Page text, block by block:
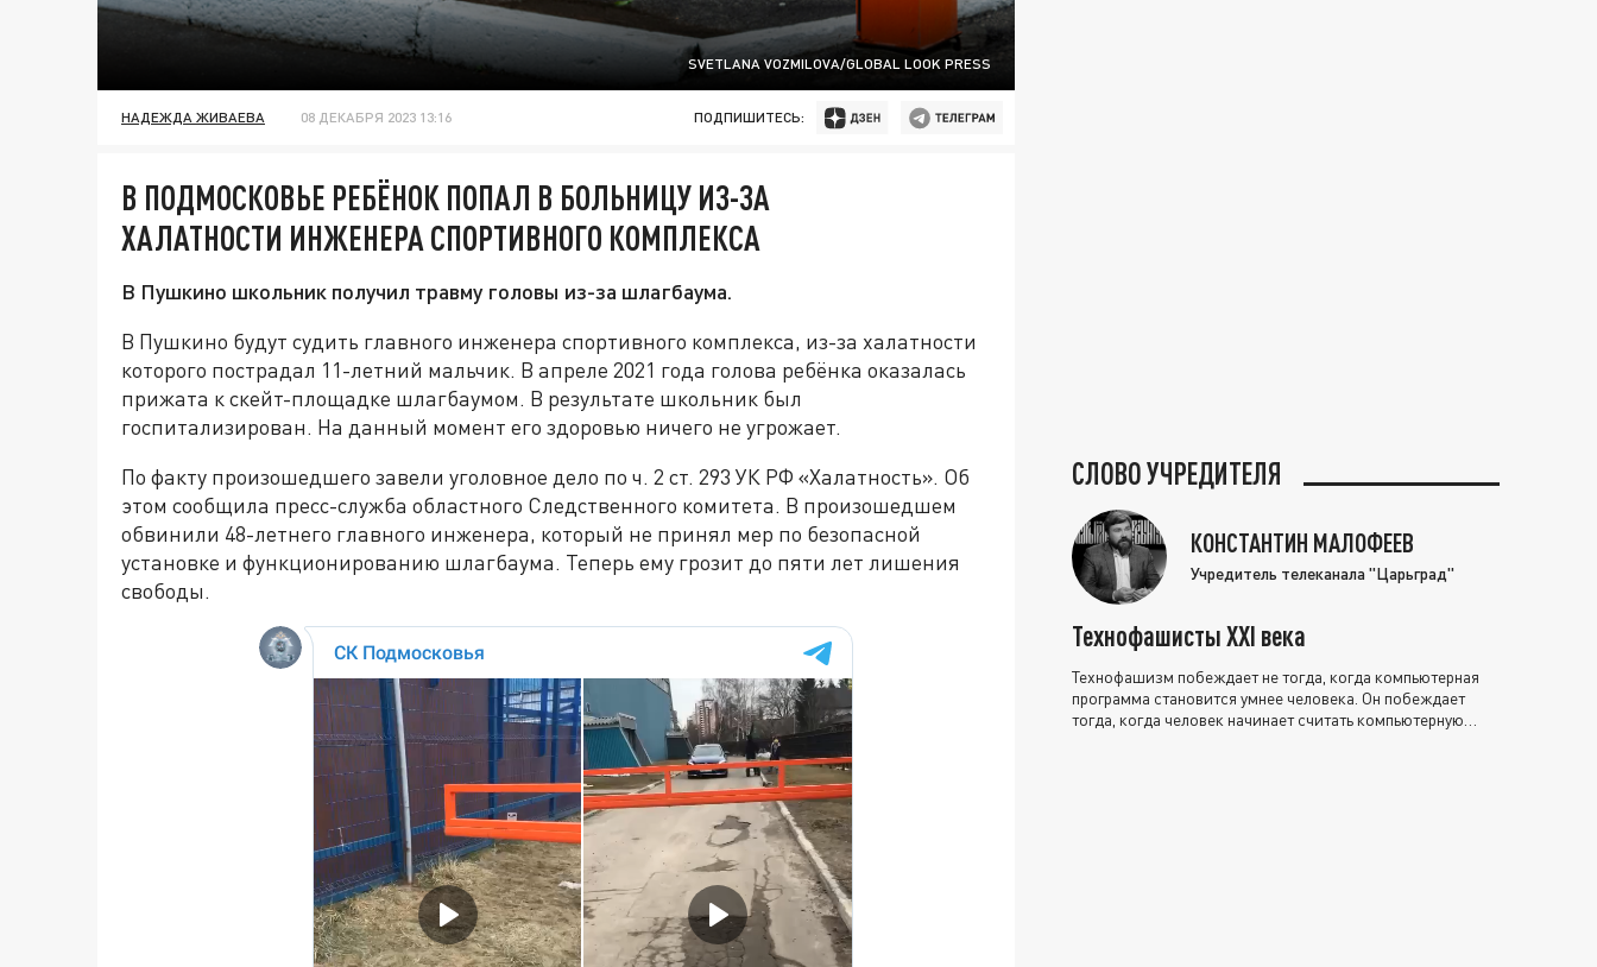
SVETLANA VOZMILOVA/GLOBAL LOOK PRESS
НАДЕЖДА ЖИВАЕВА 08 ДЕКАБРЯ 2023 13:16 ПОДПИШИТЕСЬ:
В ПОДМОСКОВЬЕ РЕБЁНОК ПОПАЛ В БОЛЬНИЦУ ИЗ-ЗА
ХАЛАТНОСТИ ИНЖЕНЕРА СПОРТИВНОГО КОМПЛЕКСА
В Пушкино школьник получил травму головы из-за шлагбаума.
В Пушкино будут судить главного инженера спортивного комплекса, из-за халатности
которого пострадал 11-летний мальчик. В апреле 2021 года голова ребёнка оказалась
прижата к скейт-площадке шлагбаумом. В результате школьник был
госпитализирован. На данный момент его здоровью ничего не угрожает.
По факту произошедшего завели уголовное дело по ч. 2 ст. 293 УК РФ «Халатность». Об
этом сообщила пресс-служба областного Следственного комитета. В произошедшем
обвинили 48-летнего главного инженера, который не принял мер по безопасной
установке и функционированию шлагбаума. Теперь ему грозит до пяти лет лишения
свободы.
СЛОВО УЧРЕДИТЕЛЯ
КОНСТАНТИН МАЛОФЕЕВ
Учредитель телеканала "Царьград"
Технофашисты XXI века
Технофашизм побеждает не тогда, когда компьютерная
программа становится умнее человека. Он побеждает
тогда, когда человек начинает считать компьютерную